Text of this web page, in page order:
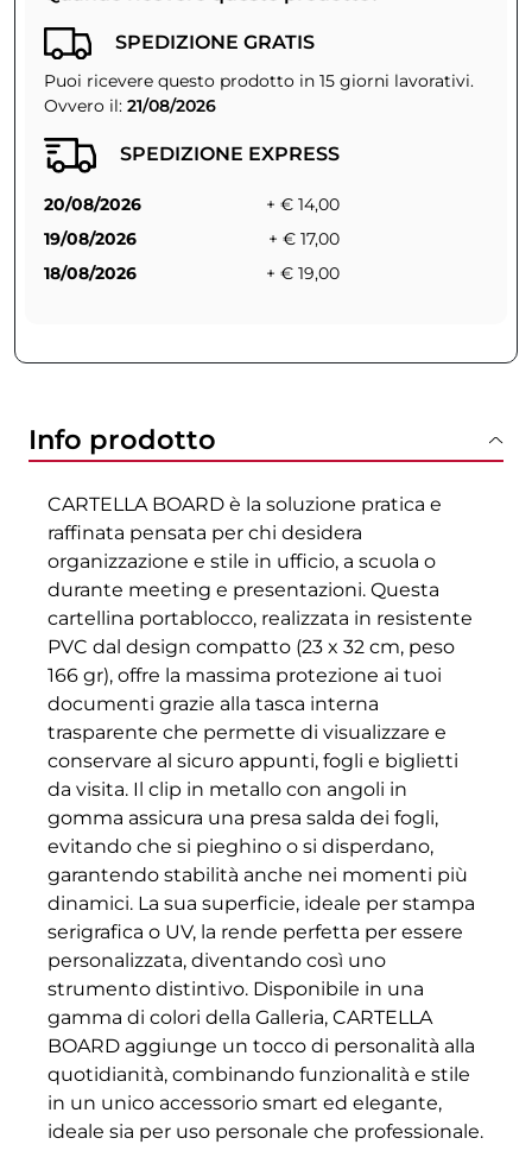
SPEDIZIONE GRATIS
Puoi ricevere questo prodotto in 15 giorni lavorativi.
Ovvero il: 21/08/2026
SPEDIZIONE EXPRESS
20/08/2026
+ € 14,00
19/08/2026
+ € 17,00
18/08/2026
+ € 19,00
Info prodotto
CARTELLA BOARD è la soluzione pratica e
raffinata pensata per chi desidera
organizzazione e stile in ufficio, a scuola o
durante meeting e presentazioni. Questa
cartellina portablocco, realizzata in resistente
PVC dal design compatto (23 x 32 cm, peso
166 gr), offre la massima protezione ai tuoi
documenti grazie alla tasca interna
trasparente che permette di visualizzare e
conservare al sicuro appunti, fogli e biglietti
da visita. Il clip in metallo con angoli in
gomma assicura una presa salda dei fogli,
evitando che si pieghino o si disperdano,
garantendo stabilità anche nei momenti più
dinamici. La sua superficie, ideale per stampa
serigrafica o UV, la rende perfetta per essere
personalizzata, diventando così uno
strumento distintivo. Disponibile in una
gamma di colori della Galleria, CARTELLA
BOARD aggiunge un tocco di personalità alla
quotidianità, combinando funzionalità e stile
in un unico accessorio smart ed elegante,
ideale sia per uso personale che professionale.